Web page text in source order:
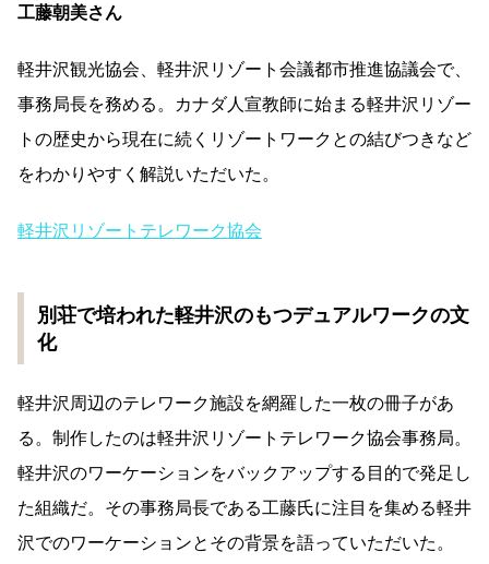
工藤朝美さん
軽井沢観光協会、軽井沢リゾート会議都市推進協議会で、
事務局長を務める。カナダ人宣教師に始まる軽井沢リゾー
トの歴史から現在に続くリゾートワークとの結びつきなど
をわかりやすく解説いただいた。
軽井沢リゾートテレワーク協会
別荘で培われた軽井沢のもつデュアルワークの文
化
軽井沢周辺のテレワーク施設を網羅した一枚の冊子があ
る。制作したのは軽井沢リゾートテレワーク協会事務局。
軽井沢のワーケーションをバックアップする目的で発足し
た組織だ。その事務局長である工藤氏に注目を集める軽井
沢でのワーケーションとその背景を語っていただいた。